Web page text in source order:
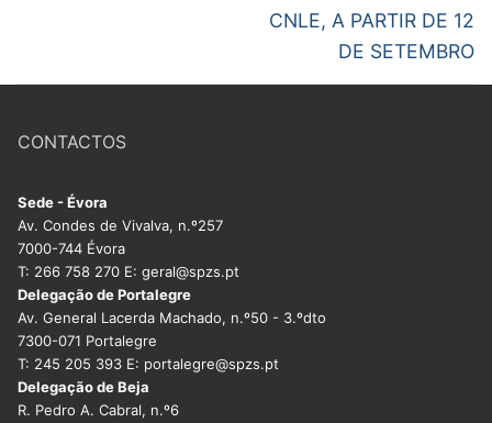
CNLE, A PARTIR DE 12
DE SETEMBRO
CONTACTOS
Sede - Évora
Av. Condes de Vivalva, n.º257
7000-744 Évora
T: 266 758 270 E: geral@spzs.pt
Delegação de Portalegre
Av. General Lacerda Machado, n.º50 - 3.ºdto
7300-071 Portalegre
T: 245 205 393 E: portalegre@spzs.pt
Delegação de Beja
R. Pedro A. Cabral, n.º6